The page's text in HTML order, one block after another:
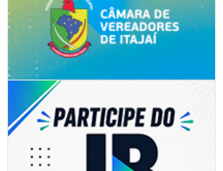
07/08/2026 | 07:00
Itapema se destaca no IDEB e conquista melhor resultado da região
BALNEÁRIO PIÇARRAS